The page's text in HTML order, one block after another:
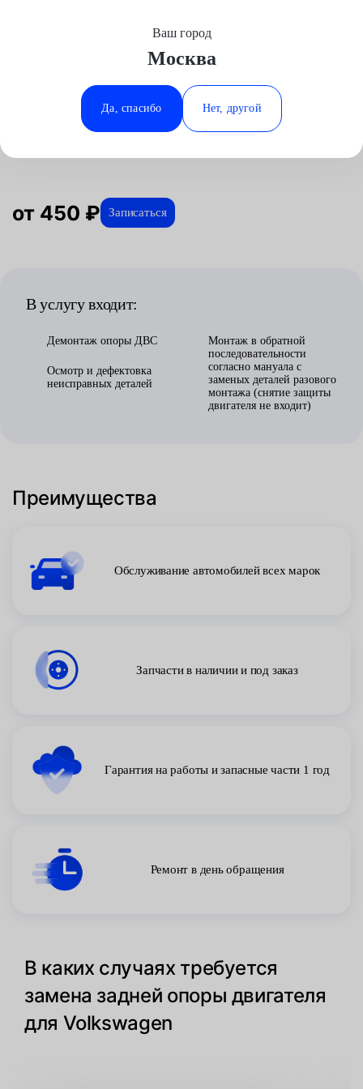
Минеральные Воды
Ростов-на-Дону
Ставрополь
Ваш город
Москва
Да, спасибо Нет, другой
ОтзывыАвтосервис
Замена задней опоры двигателя
для Volkswagen в Москве
от 450 ₽ Записаться
В услугу входит:
Демонтаж опоры ДВС
Осмотр и дефектовка
неисправных деталей
Монтаж в обратной
последовательности
согласно мануала с
заменых деталей разового
монтажа (снятие защиты
двигателя не входит)
Преимущества
Обслуживание автомобилей всех марок
Запчасти в наличии и под заказ
Гарантия на работы и запасные части 1 год
Ремонт в день обращения
В каких случаях требуется
замена задней опоры двигателя
для Volkswagen